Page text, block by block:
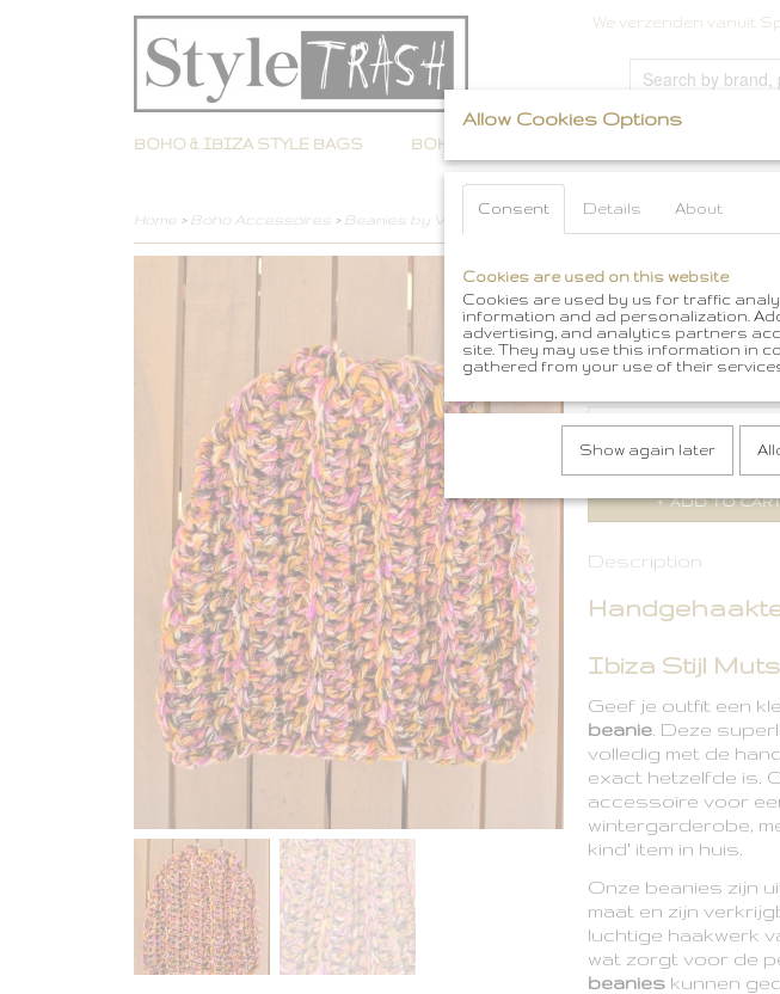
We verzenden vanuit
BOHO & IBIZA STYLE BAGS BOHO ACCESSOIRES
Home > Boho Accessoires > Beanies by Vagabundo es Vedra >Handgemaakte
Handgehaakte
€ 35,00 (including
✓In stock
ADD TO
Description
Ibiza Stijl Muts
Geef je outfit een
beanie . Deze
volledig met de
exact hetzelfde is.
accessoire voor
wintergarderobe,
kind' item in huis.
Onze beanies zijn
maat en zijn
luchtige haakwerk
wat zorgt voor de
beanies kunnen
Allow Cookies Options
Consent Details About
Cookies are used on this website
Cookies are used by us for traffic
information and ad personalization.
advertising, and analytics partners
site. They may use this information in
gathered from your use of their
Show again later